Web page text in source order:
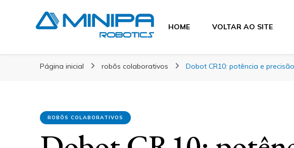
Blog Minipa Robotics
Blog Minipa Robotics
HOME VOLTAR AO SITE
Página inicial robôs colaborativos Dobot CR10: potência e
ROBÔS COLABORATIVOS